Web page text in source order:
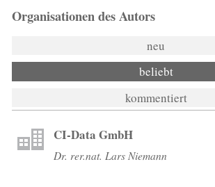
Organisationen des Autors
neu
beliebt
kommentiert
CI-Data GmbH
Dr. rer.nat. Lars Niemann